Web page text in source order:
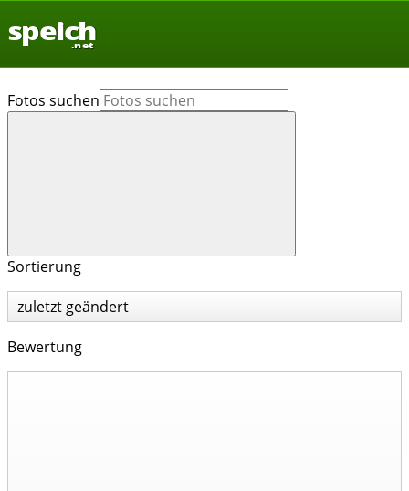
speich
.net
Fotos suchen
Sortierung
zuletzt geändert
Bewertung